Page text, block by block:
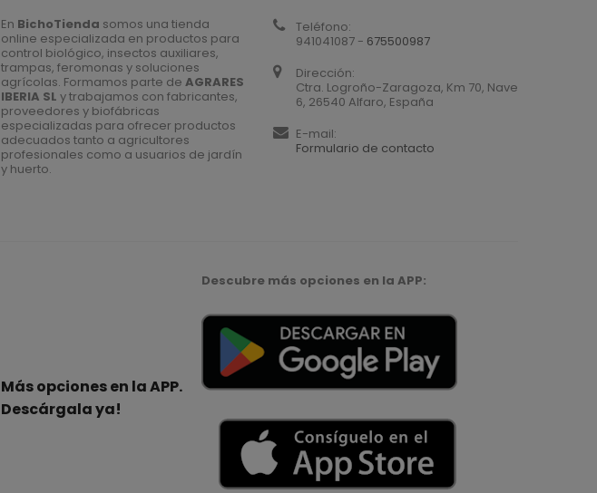
En BichoTienda somos una tienda
online especializada en productos para
control biológico, insectos auxiliares,
trampas, feromonas y soluciones
agrícolas. Formamos parte de AGRARES
IBERIA SL y trabajamos con fabricantes,
proveedores y biofábricas
especializadas para ofrecer productos
adecuados tanto a agricultores
profesionales como a usuarios de jardín
y huerto.
Teléfono:
941041087 - 675500987
Dirección:
Ctra. Logroño-Zaragoza, Km 70, Nave
6, 26540 Alfaro, España
E-mail:
Formulario de contacto
Más opciones en la APP.
Descárgala ya!
Descubre más opciones en la APP: